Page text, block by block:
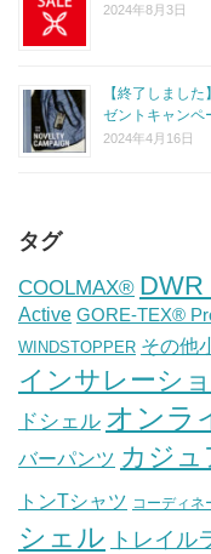
2024年8月3日
【終了しまし
ゼントキャンペ
2024年4月16日
タグ
COOLMAX® DWR
Active GORE-TEX®
WINDSTOPPER その他
インサレーシ
ドシェル オンラ
バーパンツ カジュ
トンTシャツ コーディネ
シェル トレイル